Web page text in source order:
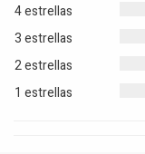
4 estrellas
3 estrellas
2 estrellas
1 estrellas